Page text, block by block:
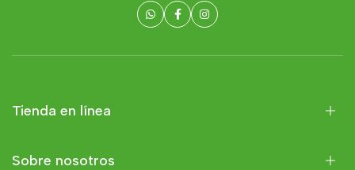
Tienda en línea
Sobre nosotros